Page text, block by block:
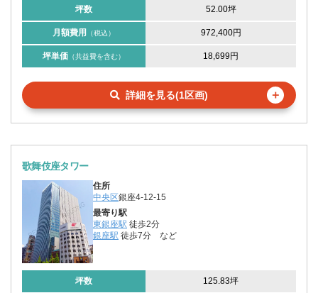
坪数 52.00坪
月額費用 （税込） 972,400円
坪単価 （共益費を含む） 18,699円
詳細を見る(1区画) ＋
歌舞伎座タワー
住所
中央区銀座4-12-15
最寄り駅
東銀座駅 徒歩2分
銀座駅 徒歩7分 など
坪数 125.83坪